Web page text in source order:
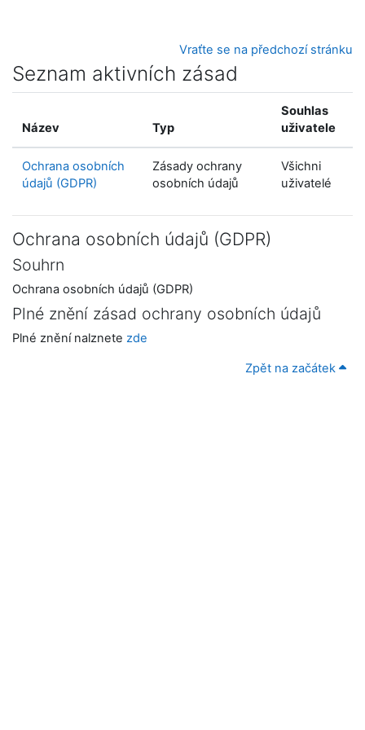
Vraťte se na předchozí stránku
Seznam aktivních zásad
Název Typ
Souhlas
uživatele
Ochrana osobních
údajů (GDPR)
Zásady ochrany
osobních údajů
Všichni
uživatelé
Ochrana osobních údajů (GDPR)
Souhrn
Ochrana osobních údajů (GDPR)
Plné znění zásad ochrany osobních údajů
Plné znění nalznete zde
Zpět na začátek